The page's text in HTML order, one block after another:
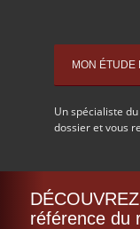
Un spécialiste
dossier et vous
référence du